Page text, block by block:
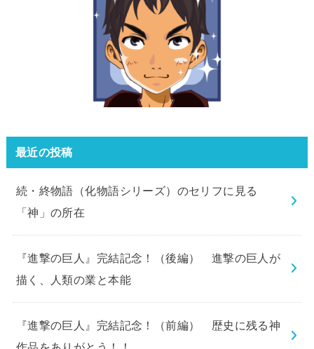
最近の投稿
続・終物語（化物語シリーズ）のセリフに見る
「神」の所在
『進撃の巨人』完結記念！（後編） 進撃の巨人が
描く、人類の業と本能
『進撃の巨人』完結記念！（前編） 歴史に残る神